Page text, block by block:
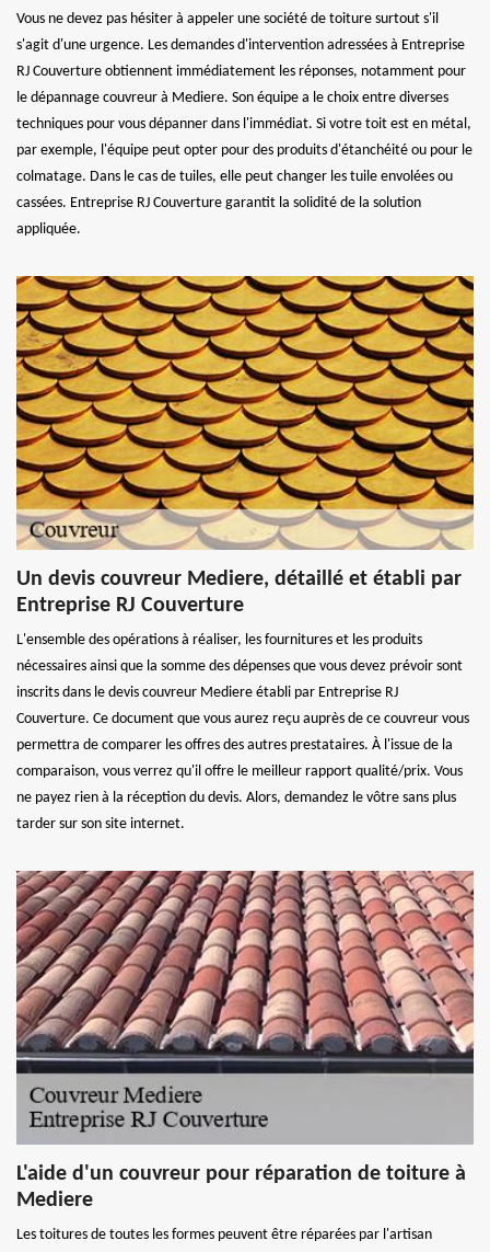
Vous ne devez pas hésiter à appeler une société de toiture surtout s'il
s'agit d'une urgence. Les demandes d'intervention adressées à Entreprise
RJ Couverture obtiennent immédiatement les réponses, notamment pour
le dépannage couvreur à Mediere. Son équipe a le choix entre diverses
techniques pour vous dépanner dans l'immédiat. Si votre toit est en métal,
par exemple, l'équipe peut opter pour des produits d'étanchéité ou pour le
colmatage. Dans le cas de tuiles, elle peut changer les tuile envolées ou
cassées. Entreprise RJ Couverture garantit la solidité de la solution
appliquée.
Un devis couvreur Mediere, détaillé et établi par
Entreprise RJ Couverture
L'ensemble des opérations à réaliser, les fournitures et les produits
nécessaires ainsi que la somme des dépenses que vous devez prévoir sont
inscrits dans le devis couvreur Mediere établi par Entreprise RJ
Couverture. Ce document que vous aurez reçu auprès de ce couvreur vous
permettra de comparer les offres des autres prestataires. À l'issue de la
comparaison, vous verrez qu'il offre le meilleur rapport qualité/prix. Vous
ne payez rien à la réception du devis. Alors, demandez le vôtre sans plus
tarder sur son site internet.
L'aide d'un couvreur pour réparation de toiture à
Mediere
Les toitures de toutes les formes peuvent être réparées par l'artisan